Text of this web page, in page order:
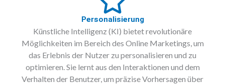
Personalisierung
Künstliche Intelligenz (KI) bietet revolutionäre
Möglichkeiten im Bereich des Online Marketings, um
das Erlebnis der Nutzer zu personalisieren und zu
optimieren. Sie lernt aus den Interaktionen und dem
Verhalten der Benutzer, um präzise Vorhersagen über